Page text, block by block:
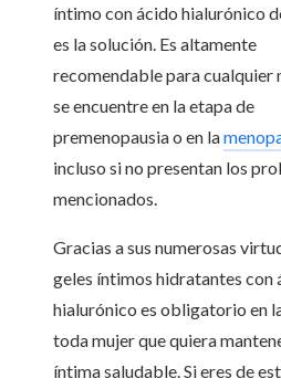
íntimo con ácido hialurónico
es la solución. Es altamente
recomendable para cualquier
se encuentre en la etapa de
premenopausia o en la
incluso si no presentan los
mencionados.
Gracias a sus numerosas
geles íntimos hidratantes con
hialurónico es obligatorio en
toda mujer que quiera
íntima saludable. Si eres de